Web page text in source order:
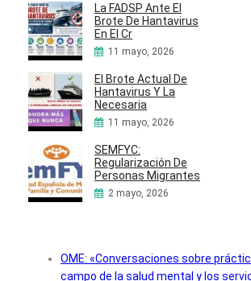
La FADSP Ante El
Brote De Hantavirus
En El Cr
11 mayo, 2026
El Brote Actual De
Hantavirus Y La
Necesaria
11 mayo, 2026
SEMFYC:
Regularización De
Personas Migrantes
2 mayo, 2026
OME: «Conversaciones sobre
campo de la salud mental y los